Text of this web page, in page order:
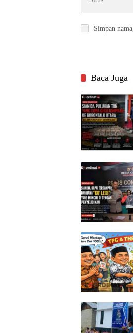
Simpan
Baca Juga